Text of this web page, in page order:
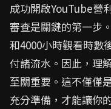
成功開啟YouTube營
審查是關鍵的第一步
和4000小時觀看時數
付諸流水。因此，理
至關重要。這不僅僅
充分準備，才能讓你